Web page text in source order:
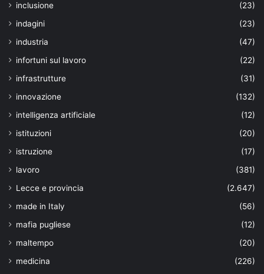
inclusione
(23)
indagini
(23)
industria
(47)
infortuni sul lavoro
(22)
infrastrutture
(31)
innovazione
(132)
intelligenza artificiale
(12)
istituzioni
(20)
istruzione
(17)
lavoro
(381)
Lecce e provincia
(2.647)
made in Italy
(56)
mafia pugliese
(12)
maltempo
(20)
medicina
(226)